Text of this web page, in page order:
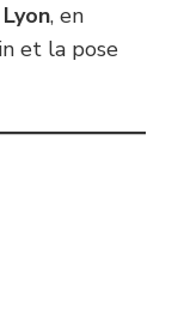
, en
et la pose